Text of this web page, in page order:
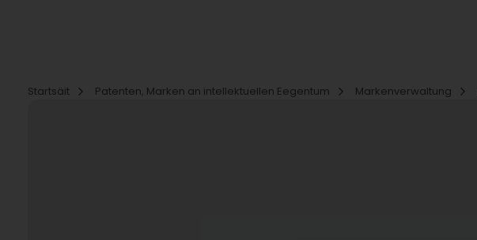
Startsäit
Patenten, Marken an intellektuellen Eegentum Markenverwaltung